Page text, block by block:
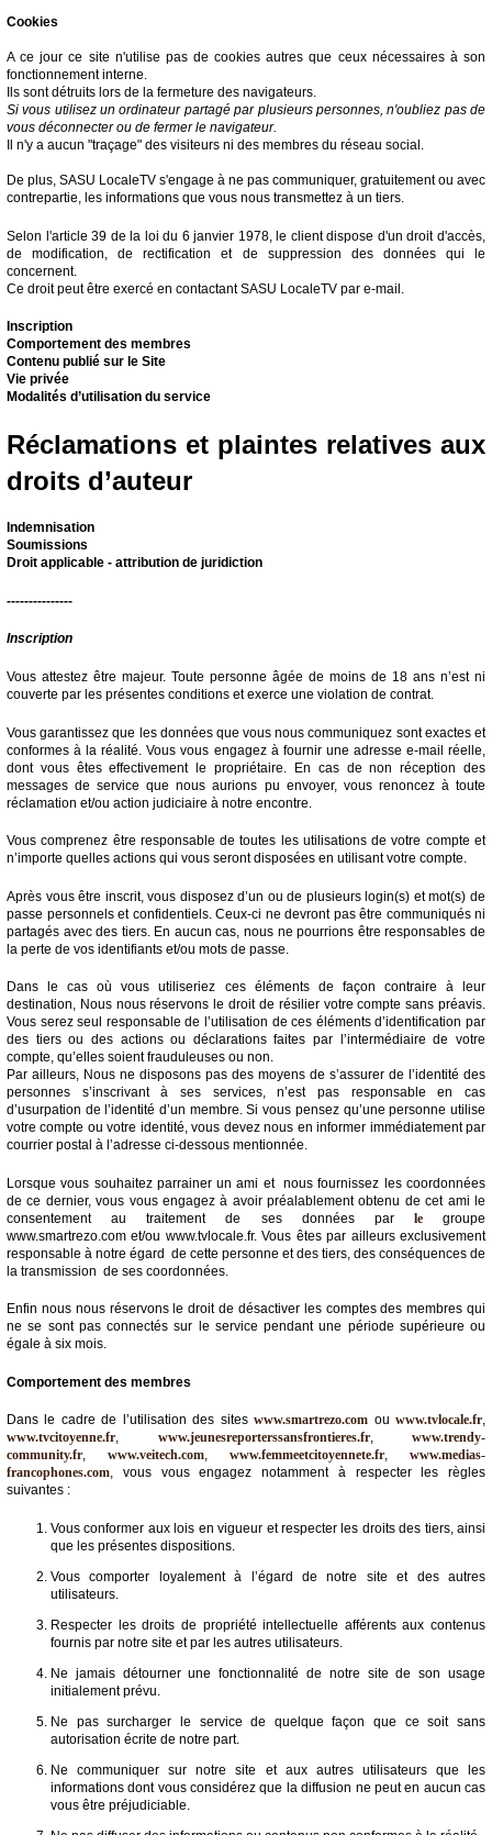
Cookies
A ce jour ce site n'utilise pas de cookies autres que ceux nécessaires à son
fonctionnement interne.
Ils sont détruits lors de la fermeture des navigateurs.
Si vous utilisez un ordinateur partagé par plusieurs personnes, n'oubliez pas de
vous déconnecter ou de fermer le navigateur.
Il n'y a aucun "traçage" des visiteurs ni des membres du réseau social.
De plus, SASU LocaleTV s'engage à ne pas communiquer, gratuitement ou avec
contrepartie, les informations que vous nous transmettez à un tiers.
Selon l'article 39 de la loi du 6 janvier 1978, le client dispose d'un droit d'accès,
de modification, de rectification et de suppression des données qui le
concernent.
Ce droit peut être exercé en contactant SASU LocaleTV par e-mail.
Inscription
Comportement des membres
Contenu publié sur le Site
Vie privée
Modalités d’utilisation du service
Réclamations et plaintes relatives aux
droits d’auteur
Indemnisation
Soumissions
Droit applicable - attribution de juridiction
---------------
Inscription
Vous attestez être majeur. Toute personne âgée de moins de 18 ans n’est ni
couverte par les présentes conditions et exerce une violation de contrat.
Vous garantissez que les données que vous nous communiquez sont exactes et
conformes à la réalité. Vous vous engagez à fournir une adresse e-mail réelle,
dont vous êtes effectivement le propriétaire. En cas de non réception des
messages de service que nous aurions pu envoyer, vous renoncez à toute
réclamation et/ou action judiciaire à notre encontre.
Vous comprenez être responsable de toutes les utilisations de votre compte et
n’importe quelles actions qui vous seront disposées en utilisant votre compte.
Après vous être inscrit, vous disposez d’un ou de plusieurs login(s) et mot(s) de
passe personnels et confidentiels. Ceux-ci ne devront pas être communiqués ni
partagés avec des tiers. En aucun cas, nous ne pourrions être responsables de
la perte de vos identifiants et/ou mots de passe.
Dans le cas où vous utiliseriez ces éléments de façon contraire à leur
destination, Nous nous réservons le droit de résilier votre compte sans préavis.
Vous serez seul responsable de l’utilisation de ces éléments d’identification par
des tiers ou des actions ou déclarations faites par l’intermédiaire de votre
compte, qu’elles soient frauduleuses ou non.
Par ailleurs, Nous ne disposons pas des moyens de s’assurer de l’identité des
personnes s’inscrivant à ses services, n’est pas responsable en cas
d’usurpation de l’identité d’un membre. Si vous pensez qu’une personne utilise
votre compte ou votre identité, vous devez nous en informer immédiatement par
courrier postal à l’adresse ci-dessous mentionnée.
Lorsque vous souhaitez parrainer un ami et nous fournissez les coordonnées
de ce dernier, vous vous engagez à avoir préalablement obtenu de cet ami le
consentement au traitement de ses données par legroupe
www.smartrezo.com et/ou www.tvlocale.fr. Vous êtes par ailleurs exclusivement
responsable à notre égard de cette personne et des tiers, des conséquences de
la transmission de ses coordonnées.
Enfin nous nous réservons le droit de désactiver les comptes des membres qui
ne se sont pas connectés sur le service pendant une période supérieure ou
égale à six mois.
Comportement des membres
Dans le cadre de l’utilisation des siteswww.smartrezo.com ouwww.tvlocale.fr,
www.tvcitoyenne.fr, www.jeunesreporterssansfrontieres.fr, www.trendy-
community.fr, www.veitech.com, www.femmeetcitoyennete.fr, www.medias-
francophones.com, vous vous engagez notamment à respecter les règles
suivantes :
Vous conformer aux lois en vigueur et respecter les droits des tiers, ainsi
que les présentes dispositions.
Vous comporter loyalement à l’égard de notre site et des autres
utilisateurs.
Respecter les droits de propriété intellectuelle afférents aux contenus
fournis par notre site et par les autres utilisateurs.
Ne jamais détourner une fonctionnalité de notre site de son usage
initialement prévu.
Ne pas surcharger le service de quelque façon que ce soit sans
autorisation écrite de notre part.
Ne communiquer sur notre site et aux autres utilisateurs que les
informations dont vous considérez que la diffusion ne peut en aucun cas
vous être préjudiciable.